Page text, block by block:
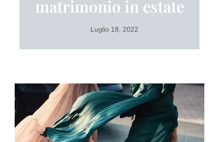
matrimonio in estate
Luglio 18, 2022